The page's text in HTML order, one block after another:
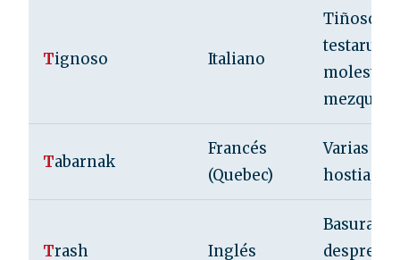
Tignoso Italiano
Tiñoso;
testarudo,
molesto,
Tabarnak
Francés
(Quebec)
Varias
hostia,
Trash Inglés
Basura;